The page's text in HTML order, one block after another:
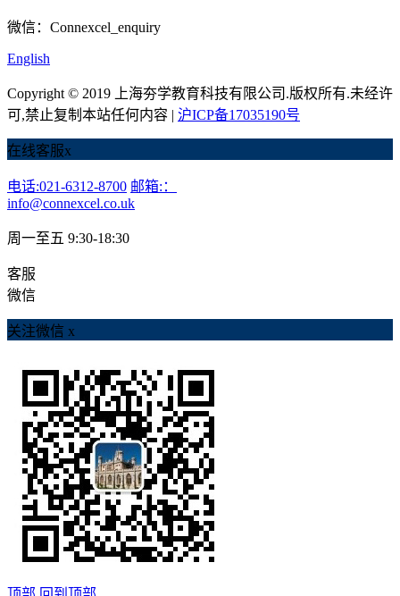
微信：Connexcel_enquiry
English
Copyright © 2019 上海夯学教育科技有限公司.版权所有.未经许
可,禁止复制本站任何内容 | 沪ICP备17035190号
在线客服x
电话:021-6312-8700 邮箱:：
info@connexcel.co.uk
周一至五 9:30-18:30
客服
微信
关注微信 x